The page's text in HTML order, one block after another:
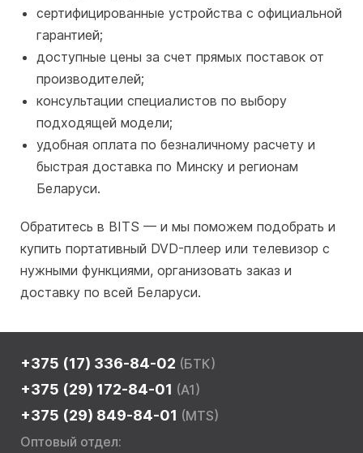
сертифицированные устройства с официальной
гарантией;
доступные цены за счет прямых поставок от
производителей;
консультации специалистов по выбору
подходящей модели;
удобная оплата по безналичному расчету и
быстрая доставка по Минску и регионам
Беларуси.
Обратитесь в BITS — и мы поможем подобрать и
купить портативный DVD-плеер или телевизор с
нужными функциями, организовать заказ и
доставку по всей Беларуси.
+375 (17) 336-84-02 (БТК)
+375 (29) 172-84-01 (A1)
+375 (29) 849-84-01 (MTS)
Оптовый отдел: